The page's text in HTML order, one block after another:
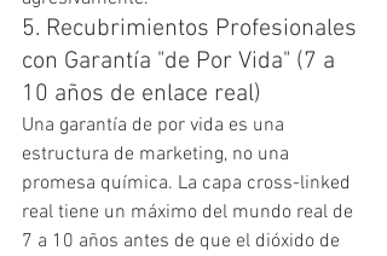
5. Recubrimientos Profesionales
con Garantía "de Por Vida" (7 a
10 años de enlace real)
Una garantía de por vida es una
estructura de marketing, no una
promesa química. La capa cross-linked
real tiene un máximo del mundo real de
7 a 10 años antes de que el dióxido de